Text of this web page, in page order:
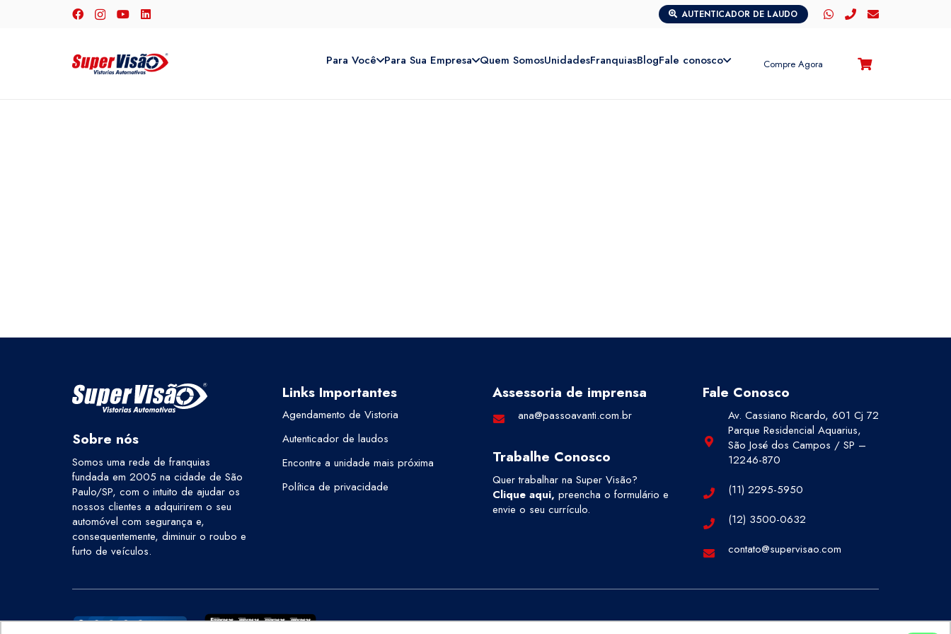
AUTENTICADOR DE LAUDO
Para Você Para Sua Empresa Quem SomosUnidadesFranquiasBlogFale conosco Compre Agora
Sobre nós
Somos uma rede de franquias
fundada em 2005 na cidade de São
Paulo/SP, com o intuito de ajudar os
nossos clientes a adquirirem o seu
automóvel com segurança e,
consequentemente, diminuir o roubo e
furto de veículos.
Links Importantes
Agendamento de Vistoria
Autenticador de laudos
Encontre a unidade mais próxima
Política de privacidade
Assessoria de imprensa
ana@passoavanti.com.br
Trabalhe Conosco
Quer trabalhar na Super Visão?
Clique aqui, preencha o formulário e
envie o seu currículo.
Fale Conosco
Av. Cassiano Ricardo, 601 Cj 72
Parque Residencial Aquarius,
São José dos Campos / SP –
12246-870
(11) 2295-5950
(12) 3500-0632
contato@supervisao.com